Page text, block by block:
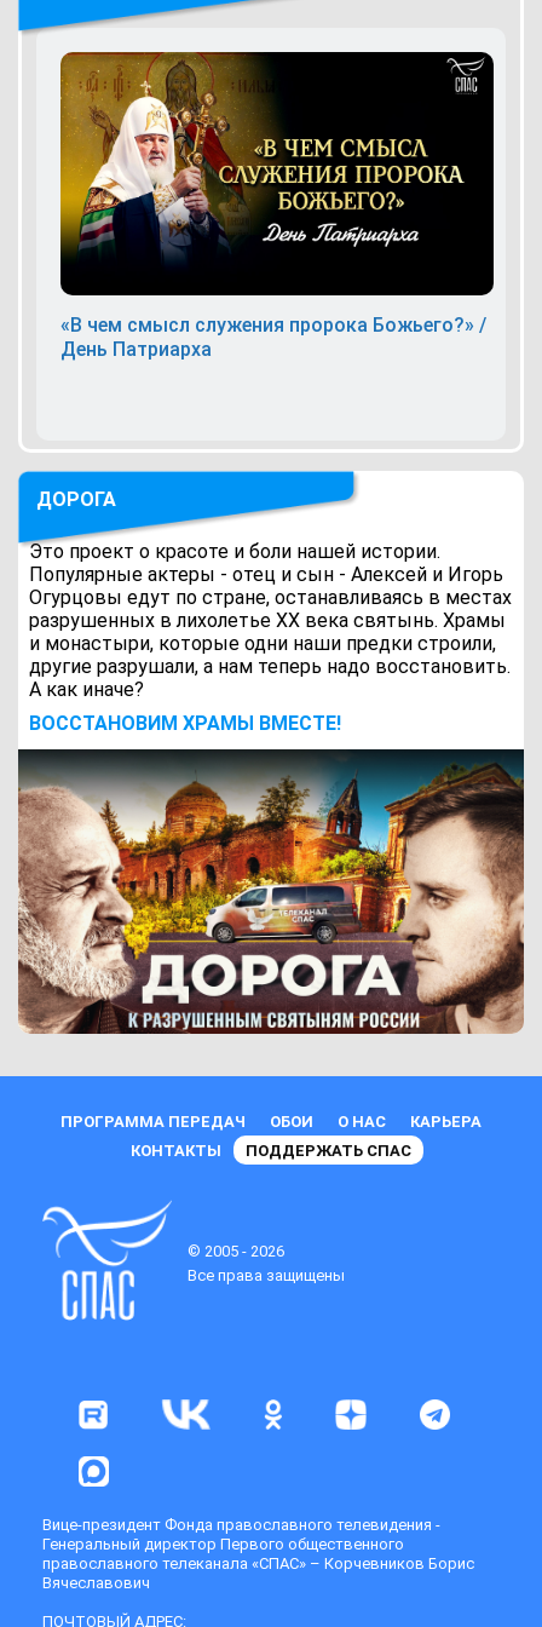
«В чем смысл служения пророка Божьего?» /
День Патриарха
ДОРОГА
Это проект о красоте и боли нашей истории.
Популярные актеры - отец и сын - Алексей и Игорь
Огурцовы едут по стране, останавливаясь в местах
разрушенных в лихолетье ХХ века святынь. Храмы
и монастыри, которые одни наши предки строили,
другие разрушали, а нам теперь надо восстановить.
А как иначе?
ВОCСТАНОВИМ ХРАМЫ ВМЕСТЕ!
ПРОГРАММА ПЕРЕДАЧ ОБОИ О НАС
КАРЬЕРА
КОНТАКТЫ
ПОДДЕРЖАТЬ СПАС
© 2005 - 2026
Все права защищены
Вице-президент Фонда православного телевидения -
Генеральный директор Первого общественного
православного телеканала «СПАС» – Корчевников Борис
Вячеславович
ПОЧТОВЫЙ АДРЕС: